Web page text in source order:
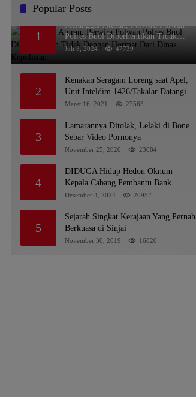
Popular Posts
1
Melanggar Aturan, Perwira Polwan
Polres Buol Diberhentikan Tidak
Dengan Hormat Dari Dinas Kepolisian
Juli 8, 2024 47739
2
Kenakan Seragam Loreng saat Apel,
Unit Inteldim 1426/Takalar Datangi
Kediaman Kasatpol PP
Maret 16, 2021 27563
3
Lamarannya Ditolak, Lelaki di Bone
Sebar Video Pornonya
November 25, 2020 23084
4
DIDUGA Hidup Hedon Oknum
Kepala Cabang Pembantu Bank
syariah Indonesia Unit Hasan Basri di
Prioritasnya Hingga Milyaran Rupiah
dan Bilyet Giro Tidak Terdaftar, OJK
Kalsel : Bertemu Tanggal 11
Desember 4, 2024 20952
5
Sejarah Singkat Kerajaan Yang Pernah
Berkuasa di Sinjai
November 30, 2019 16820